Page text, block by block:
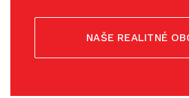
NAŠE REALITNÉ